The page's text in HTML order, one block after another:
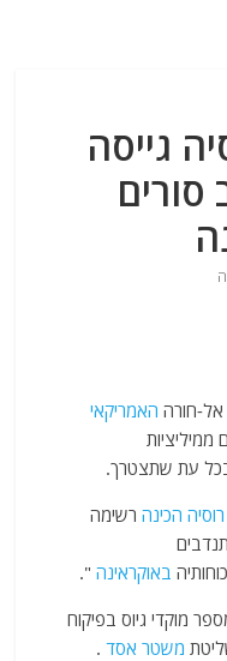
גייסה
סורים
אל-חורה האמריקאי
לוחמים ממיליציות
עת שתצטרך.
רוסיה הכינה רשימה
שמם של יותר מ-40,000 מתנדבים
באוקראינה ".
מוקדי גיוס בפיקוח
משטר אסד .